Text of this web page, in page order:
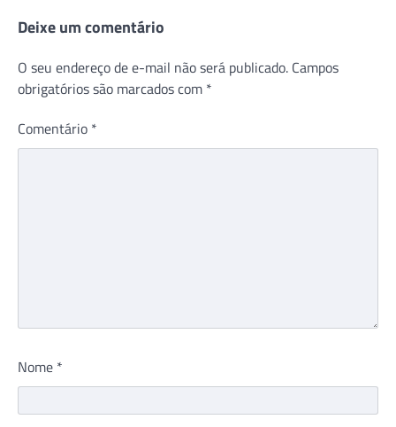
Deixe um comentário
O seu endereço de e-mail não será publicado. Campos
obrigatórios são marcados com *
Comentário *
Nome *